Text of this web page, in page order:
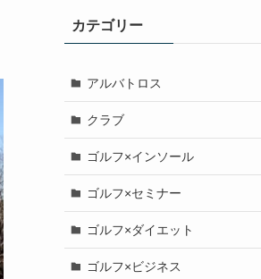
カテゴリー
アルバトロス
クラブ
ゴルフ×インソール
ゴルフ×セミナー
ゴルフ×ダイエット
ゴルフ×ビジネス